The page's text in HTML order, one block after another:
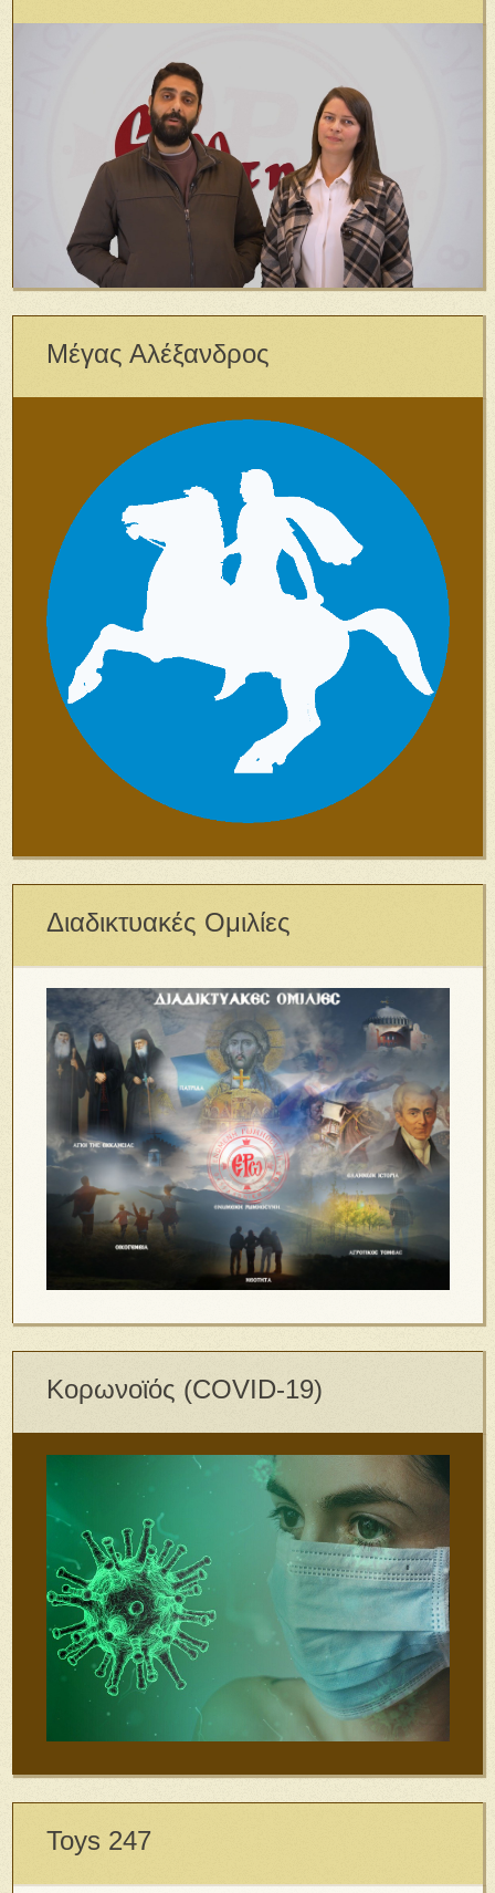
Μέγας Αλέξανδρος
Διαδικτυακές Ομιλίες
Κορωνοϊός (COVID-19)
Toys 247